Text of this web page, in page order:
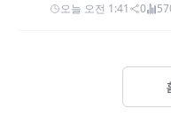
오늘 오전 1:41 0